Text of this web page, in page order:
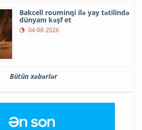
Bakcell rouminqi ilə yay tətilində
dünyanı kəşf et
04-08-2026
Bütün xəbərlər